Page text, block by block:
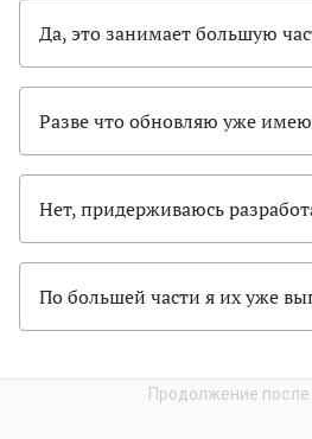
Да, это занимает большую
Разве что обновляю уже
Нет, придерживаюсь
По большей части я их уже